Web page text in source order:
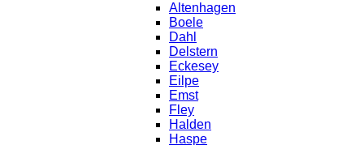
Altenhagen
Boele
Dahl
Delstern
Eckesey
Eilpe
Emst
Fley
Halden
Haspe